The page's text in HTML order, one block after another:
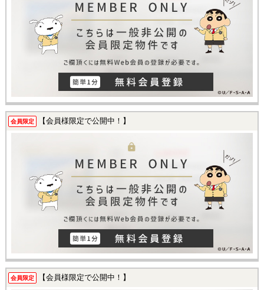
会員限定 【会員様限定で公開中！】
会員限定 【会員様限定で公開中！】